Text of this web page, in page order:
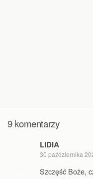
9 komentarzy
LIDIA
30 października
Szczęść Boże,